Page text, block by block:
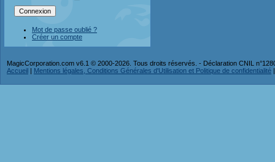
Mot de passe oublié ?
Créer un compte
MagicCorporation.com v6.1 © 2000-2026. Tous droits réservés. - Déclaration CNIL
Accueil | Mentions légales, Conditions Générales d'Utilisation et Politique de confidentialité